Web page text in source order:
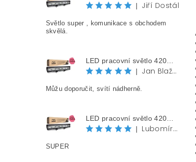
|
Jiří Dostál
Světlo super , komunikace s obchodem
skvělá.
|
Jan Blažek
Můžu doporučit, svítí nádherně.
|
Lubomír Jurák
SUPER